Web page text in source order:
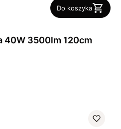
Do koszyka
40W 3500lm 120cm